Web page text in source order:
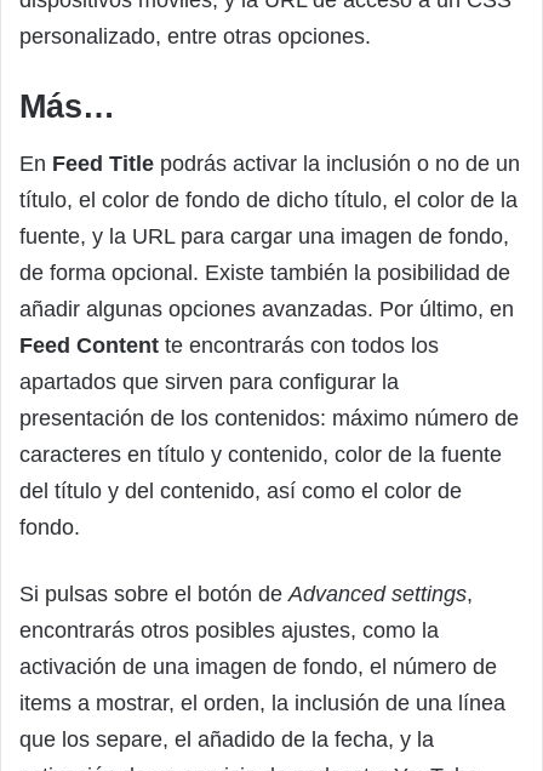
personalizado, entre otras opciones.
Más…
En Feed Title podrás activar la inclusión o no de un
título, el color de fondo de dicho título, el color de la
fuente, y la URL para cargar una imagen de fondo,
de forma opcional. Existe también la posibilidad de
añadir algunas opciones avanzadas. Por último, en
Feed Content te encontrarás con todos los
apartados que sirven para configurar la
presentación de los contenidos: máximo número de
caracteres en título y contenido, color de la fuente
del título y del contenido, así como el color de
fondo.
Si pulsas sobre el botón deAdvanced settings,
encontrarás otros posibles ajustes, como la
activación de una imagen de fondo, el número de
items a mostrar, el orden, la inclusión de una línea
que los separe, el añadido de la fecha, y la